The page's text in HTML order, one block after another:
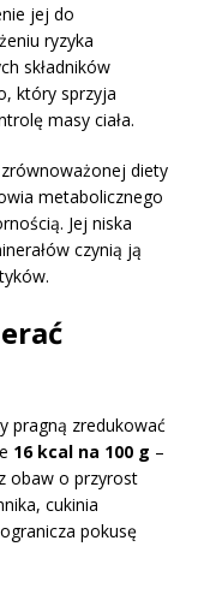
jej do
ryzyka
składników
który sprzyja
masy ciała.
diety
metabolicznego
Jej niska
czynią ją
pragną zredukować
16 kcal na 100 g –
obaw o przyrost
cukinia
pokusę